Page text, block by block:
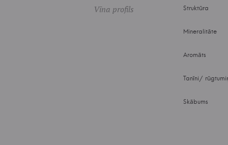
Vīna profils Struktūra
Mineralitāte
Aromāts
Tanīni/
Skābums